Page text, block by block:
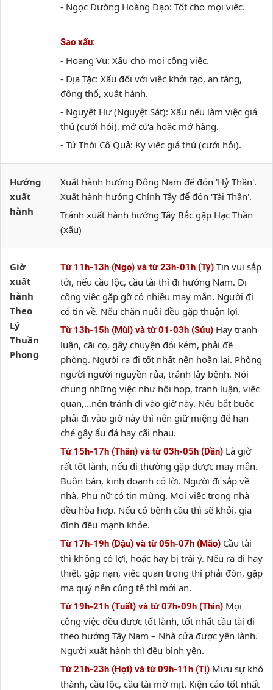
- Ngọc Đường Hoàng Đạo: Tốt cho mọi việc.
Sao xấu:
- Hoang Vu: Xấu cho mọi công việc.
- Địa Tặc: Xấu đối với việc khởi tạo, an táng,
động thổ, xuất hành.
- Nguyệt Hư (Nguyệt Sát): Xấu nếu làm việc giá
thú (cưới hỏi), mở cửa hoặc mở hàng.
- Tứ Thời Cô Quả: Kỵ việc giá thú (cưới hỏi).
Hướng
xuất
hành
Xuất hành hướng Đông Nam để đón 'Hỷ Thần'.
Xuất hành hướng Chính Tây để đón 'Tài Thần'.
Tránh xuất hành hướng Tây Bắc gặp Hạc Thần
(xấu)
Giờ
xuất
hành
Theo
Lý
Thuần
Phong
Từ 11h-13h (Ngọ) và từ 23h-01h (Tý) Tin vui sắp
tới, nếu cầu lộc, cầu tài thì đi hướng Nam. Đi
công việc gặp gỡ có nhiều may mắn. Người đi
có tin về. Nếu chăn nuôi đều gặp thuận lợi.
Từ 13h-15h (Mùi) và từ 01-03h (Sửu) Hay tranh
luận, cãi cọ, gây chuyện đói kém, phải đề
phòng. Người ra đi tốt nhất nên hoãn lại. Phòng
người người nguyền rủa, tránh lây bệnh. Nói
chung những việc như hội họp, tranh luận, việc
quan,…nên tránh đi vào giờ này. Nếu bắt buộc
phải đi vào giờ này thì nên giữ miệng để hạn
ché gây ẩu đả hay cãi nhau.
Từ 15h-17h (Thân) và từ 03h-05h (Dần) Là giờ
rất tốt lành, nếu đi thường gặp được may mắn.
Buôn bán, kinh doanh có lời. Người đi sắp về
nhà. Phụ nữ có tin mừng. Mọi việc trong nhà
đều hòa hợp. Nếu có bệnh cầu thì sẽ khỏi, gia
đình đều mạnh khỏe.
Từ 17h-19h (Dậu) và từ 05h-07h (Mão) Cầu tài
thì không có lợi, hoặc hay bị trái ý. Nếu ra đi hay
thiệt, gặp nạn, việc quan trọng thì phải đòn, gặp
ma quỷ nên cúng tế thì mới an.
Từ 19h-21h (Tuất) và từ 07h-09h (Thìn) Mọi
công việc đều được tốt lành, tốt nhất cầu tài đi
theo hướng Tây Nam – Nhà cửa được yên lành.
Người xuất hành thì đều bình yên.
Từ 21h-23h (Hợi) và từ 09h-11h (Tị) Mưu sự khó
thành, cầu lộc, cầu tài mờ mịt. Kiện cáo tốt nhất